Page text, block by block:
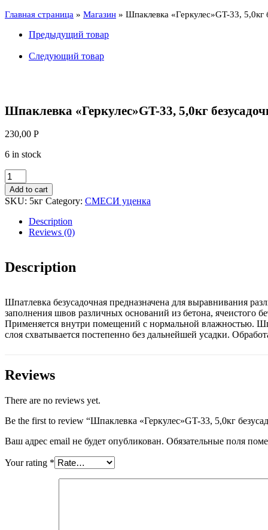
Главная страница » Магазин » Шпаклевка «Геркулес»GT-33, 5,0кг
Предыдущий товар
Следующий товар
Шпаклевка «Геркулес»GT-33, 5,0кг
230,00 Р
6 in stock
Шпаклевка
"Геркулес"GT-
33,
5,0кг
безусадочная
quantity
Add to cart
SKU: 5кг Category: СМЕСИ уценка
Description
Reviews (0)
Description
Шпатлевка безусадочная предназначена для выравнивания
заполнения швов различных оснований из бетона, ячеистого
Применяется внутри помещений с нормальной влажностью.
слоя схватывается постепенно без дальнейшей усадки.
Reviews
There are no reviews yet.
Be the first to review “Шпаклевка «Геркулес»GT-33, 5,0кг
Ваш адрес email не будет опубликован. Обязательные поля
Your rating *